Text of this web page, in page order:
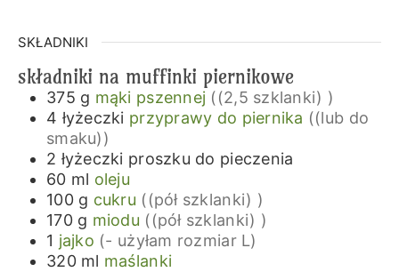
SKŁADNIKI
składniki na muffinki piernikowe
375 g mąki pszennej ((2,5 szklanki) )
4 łyżeczki przyprawy do piernika ((lub do
smaku))
2 łyżeczki proszku do pieczenia
60 ml oleju
100 g cukru ((pół szklanki) )
170 g miodu ((pół szklanki) )
1 jajko (- użyłam rozmiar L)
320 ml maślanki